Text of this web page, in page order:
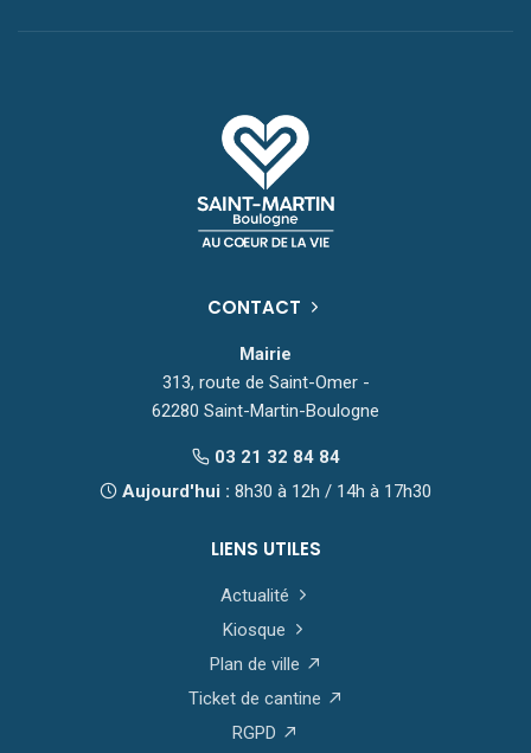
CONTACT
Mairie
313, route de Saint-Omer -
62280 Saint-Martin-Boulogne
03 21 32 84 84
Aujourd'hui : 8h30 à 12h / 14h à 17h30
LIENS UTILES
Actualité
Kiosque
Plan de ville
Ticket de cantine
RGPD